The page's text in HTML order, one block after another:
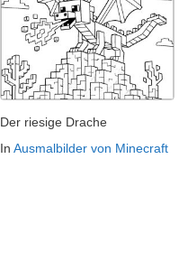
Der riesige Drache
In Ausmalbilder von Minecraft